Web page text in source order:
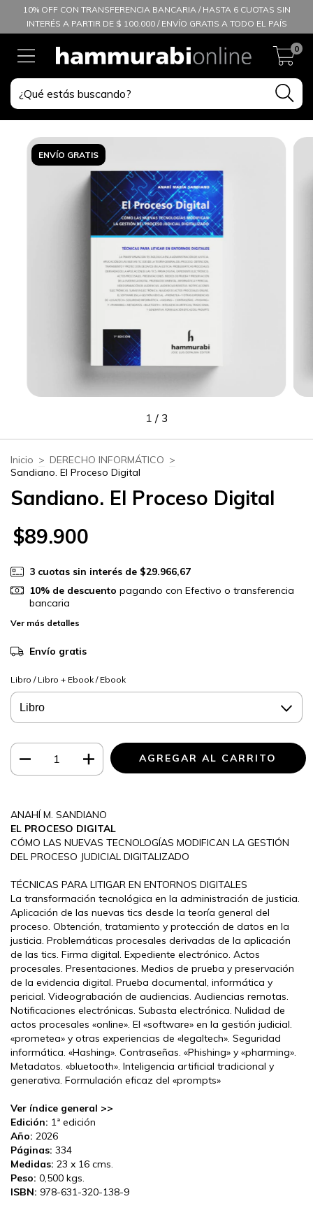
10% OFF CON TRANSFERENCIA BANCARIA / HASTA 6 CUOTAS SIN
INTERÉS A PARTIR DE $ 100.000 / ENVÍO GRATIS A TODO EL PAÍS
0
ENVÍO GRATIS
1 / 3
Inicio > DERECHO INFORMÁTICO >
Sandiano. El Proceso Digital
Sandiano. El Proceso Digital
$89.900
3 cuotas sin interés de $29.966,67
10% de descuento pagando con Efectivo o transferencia
bancaria
Ver más detalles
Envío gratis
Libro / Libro + Ebook / Ebook
ANAHÍ M. SANDIANO
EL PROCESO DIGITAL
CÓMO LAS NUEVAS TECNOLOGÍAS MODIFICAN LA GESTIÓN
DEL PROCESO JUDICIAL DIGITALIZADO
TÉCNICAS PARA LITIGAR EN ENTORNOS DIGITALES
La transformación tecnológica en la administración de justicia.
Aplicación de las nuevas tics desde la teoría general del
proceso. Obtención, tratamiento y protección de datos en la
justicia. Problemáticas procesales derivadas de la aplicación
de las tics. Firma digital. Expediente electrónico. Actos
procesales. Presentaciones. Medios de prueba y preservación
de la evidencia digital. Prueba documental, informática y
pericial. Videograbación de audiencias. Audiencias remotas.
Notificaciones electrónicas. Subasta electrónica. Nulidad de
actos procesales «online». El «software» en la gestión judicial.
«prometea» y otras experiencias de «legaltech». Seguridad
informática. «Hashing». Contraseñas. «Phishing» y «pharming».
Metadatos. «bluetooth». Inteligencia artificial tradicional y
generativa. Formulación eficaz del «prompts»
Ver índice general >>
Edición: 1ª edición
Año: 2026
Páginas: 334
Medidas: 23 x 16 cms.
Peso: 0,500 kgs.
ISBN: 978-631-320-138-9